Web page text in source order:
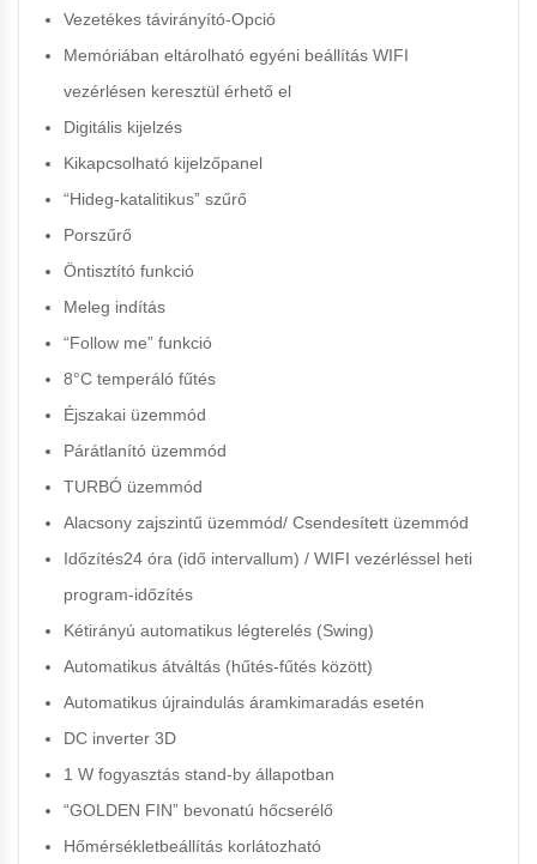
Vezetékes távirányító-Opció
Memóriában eltárolható egyéni beállítás WIFI
vezérlésen keresztül érhető el
Digitális kijelzés
Kikapcsolható kijelzőpanel
“Hideg-katalitikus” szűrő
Porszűrő
Öntisztító funkció
Meleg indítás
“Follow me” funkció
8°C temperáló fűtés
Éjszakai üzemmód
Párátlanító üzemmód
TURBÓ üzemmód
Alacsony zajszintű üzemmód/ Csendesített üzemmód
Időzítés24 óra (idő intervallum) / WIFI vezérléssel heti
program-időzítés
Kétirányú automatikus légterelés (Swing)
Automatikus átváltás (hűtés-fűtés között)
Automatikus újraindulás áramkimaradás esetén
DC inverter 3D
1 W fogyasztás stand-by állapotban
“GOLDEN FIN” bevonatú hőcserélő
Hőmérsékletbeállítás korlátozható